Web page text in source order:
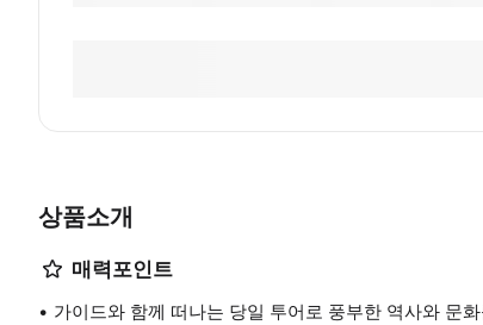
상품소개
매력포인트
가이드와 함께 떠나는 당일 투어로 풍부한 역사와 문